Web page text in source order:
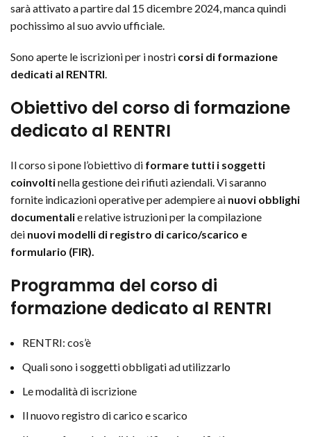
sarà attivato a partire dal 15 dicembre 2024, manca quindi
pochissimo al suo avvio ufficiale.
Sono aperte le iscrizioni per i nostri corsi di formazione
dedicati al RENTRI
Obiettivo del corso di formazione
dedicato al RENTRI
Il corso si pone l’obiettivo di formare tutti i soggetti
coinvoltinella gestione dei rifiuti aziendali. Vi saranno
fornite indicazioni operative per adempiere ai nuovi obblighi
documentalie relative istruzioni per la compilazione
dei nuovi modelli di registro di carico/scarico e
formulario (FIR).
Programma del corso di
formazione dedicato al RENTRI
RENTRI: cos’è
Quali sono i soggetti obbligati ad utilizzarlo
Le modalità di iscrizione
Il nuovo registro di carico e scarico